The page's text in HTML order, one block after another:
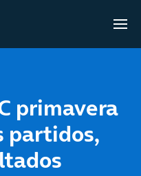
primavera
partidos,